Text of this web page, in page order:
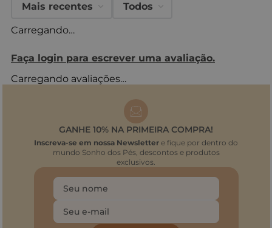
Carregando…
Faça login para escrever uma avaliação.
Mais recentes Todos
Carregando avaliações…
GANHE 10% NA PRIMEIRA COMPRA!
Inscreva-se em nossa Newsletter e fique por dentro do
mundo Sonho dos Pés, descontos e produtos
exclusivos.